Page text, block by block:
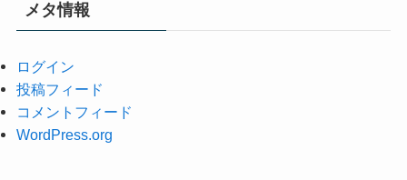
メタ情報
ログイン
投稿フィード
コメントフィード
WordPress.org